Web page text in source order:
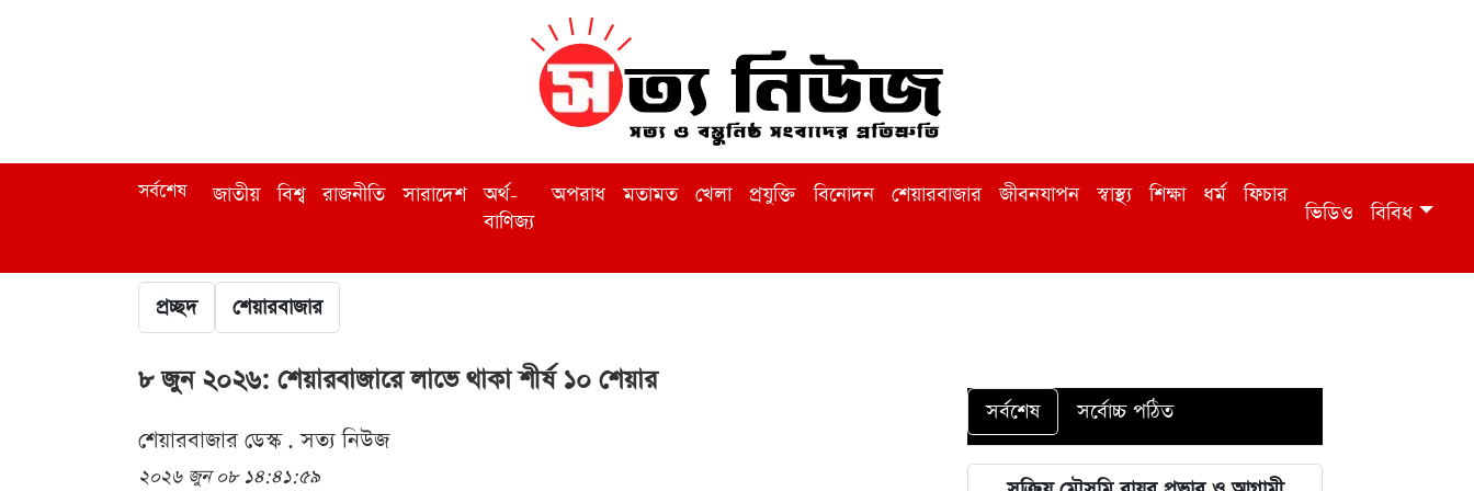
সর্বশেষ জাতীয় বিশ্ব রাজনীতি সারাদেশ
অর্থ-
বাণিজ্য
অপরাধ মতামত খেলা প্রযুক্তি বিনোদন শেয়ারবাজার জীবনযাপন স্বাস্থ্য শিক্ষা ধর্ম ফিচার
ভিডিও বিবিধ
প্রচ্ছদ শেয়ারবাজার
৮ জুন ২০২৬: শেয়ারবাজারে লাভে থাকা শীর্ষ ১০ শেয়ার
শেয়ারবাজার ডেস্ক . সত্য নিউজ
২০২৬ জুন ০৮ ১৪:৪১:৫৯
সর্বশেষ সর্বোচ্চ পঠিত